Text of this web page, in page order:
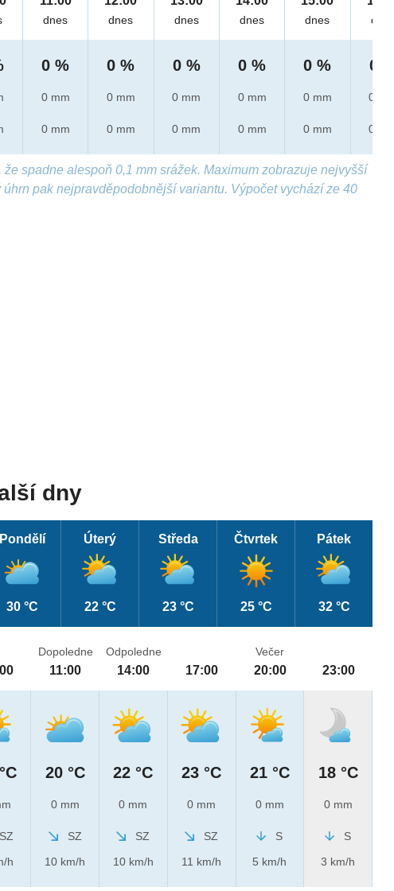
dnes
0 %
0 mm
0 mm
dnes
0 %
0 mm
0 mm
dnes
0 %
0 mm
0 mm
dnes
0 %
0 mm
0 mm
dnes
0 %
0 mm
0 mm
dnes
0 %
0 mm
0 mm
spadne alespoň 0,1 mm srážek. Maximum zobrazuje nejvyšší
pak nejpravděpodobnější variantu. Výpočet vychází ze 40
dny
Pondělí
30 °C
Úterý
22 °C
Středa
23 °C
Čtvrtek
25 °C
Pátek
32 °C
SZ
h
Dopoledne
11:00
20 °C
0 mm
SZ
10 km/h
Odpoledne
14:00
22 °C
0 mm
SZ
10 km/h
17:00
23 °C
0 mm
SZ
11 km/h
Večer
20:00
21 °C
0 mm
S
5 km/h
23:00
18 °C
0 mm
S
3 km/h